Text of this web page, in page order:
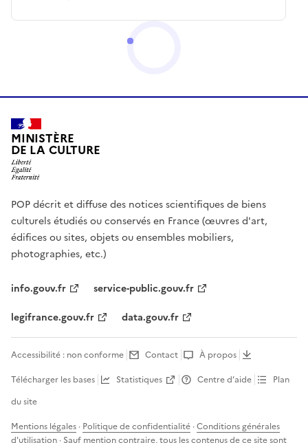
MINISTÈRE
DE LA CULTURE
POP décrit et diffuse des notices scientifiques de biens
culturels étudiés ou conservés en France (œuvres d'art,
édifices ou sites, objets ou ensembles mobiliers,
photographies, etc.)
info.gouv.fr
service-public.gouv.fr
legifrance.gouv.fr
data.gouv.fr
Accessibilité : non conforme Contact
À propos
Télécharger les bases
Statistiques Centre d’aide
Plan
du site
Mentions légales · Politique de confidentialité ·Conditions générales
d'utilisation · Sauf mention contraire, tous les contenus de ce site sont